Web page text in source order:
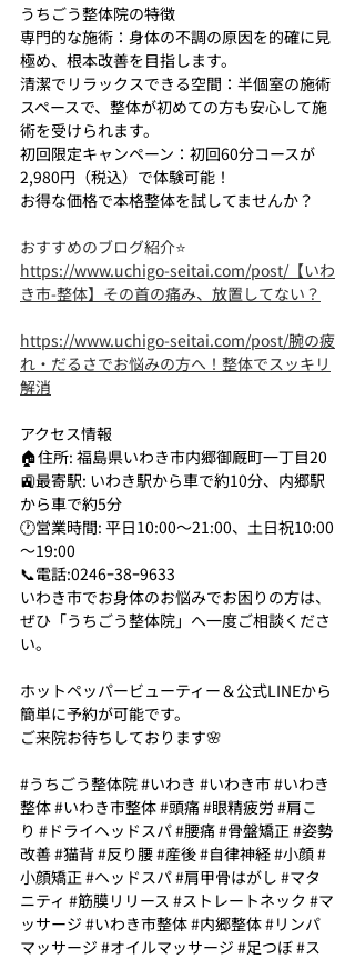
うちごう整体院の特徴
専門的な施術：身体の不調の原因を的確に見
極め、根本改善を目指します。
清潔でリラックスできる空間：半個室の施術
スペースで、整体が初めての方も安心して施
術を受けられます。
初回限定キャンペーン：初回60分コースが
2,980円（税込）で体験可能！
お得な価格で本格整体を試してませんか？
おすすめのブログ紹介⭐
https://www.uchigo-seitai.com/post/【いわ
き市-整体】その首の痛み、放置してない？
https://www.uchigo-seitai.com/post/腕の疲
れ・だるさでお悩みの方へ！整体でスッキリ
解消
アクセス情報
🏠住所: 福島県いわき市内郷御厩町一丁目20
🚉最寄駅: いわき駅から車で約10分、内郷駅
から車で約5分
🕐営業時間: 平日10:00～21:00、土日祝10:00
～19:00
📞電話:0246ｰ38ｰ9633
いわき市でお身体のお悩みでお困りの方は、
ぜひ「うちごう整体院」へ一度ご相談くださ
い。
ホットペッパービューティー＆公式LINEから
簡単に予約が可能です。
ご来院お待ちしております🌸
#うちごう整体院#いわき #いわき市#いわき
整体#いわき市整体#頭痛#眼精疲労 #肩こ
り #ドライヘッドスパ#腰痛#骨盤矯正 #姿勢
改善#猫背#反り腰#産後#自律神経#小顔#
小顔矯正 #ヘッドスパ#肩甲骨はがし #マタ
ニティ #筋膜リリース #ストレートネック #マ
ッサージ #いわき市整体#内郷整体#リンパ
マッサージ #オイルマッサージ #足つぼ#ス